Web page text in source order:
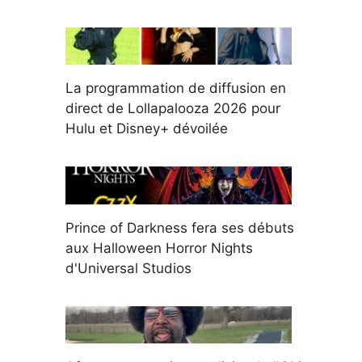
La programmation de diffusion en
direct de Lollapalooza 2026 pour
Hulu et Disney+ dévoilée
Prince of Darkness fera ses débuts
aux Halloween Horror Nights
d'Universal Studios